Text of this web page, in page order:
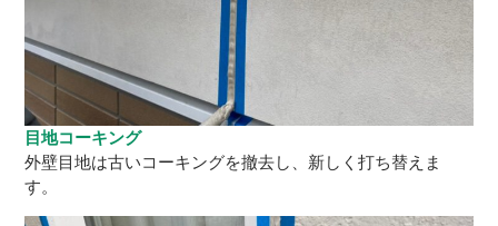
目地コーキング
外壁目地は古いコーキングを撤去し、新しく打ち替えま
す。